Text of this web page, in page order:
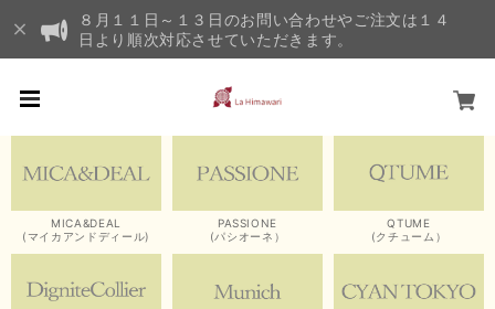
８月１１日～１３日のお問い合わせやご注文は１４
日より順次対応させていただきます。
MICA&DEAL
(マイカアンドディール)
PASSIONE
(パシオーネ）
QTUME
(クチューム）